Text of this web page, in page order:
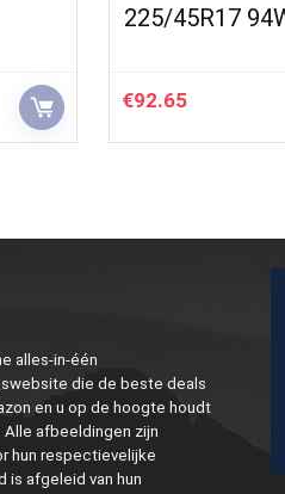
225/45R17
€92.65
alles-in-één
die de beste deals
en u op de hoogte houdt
afbeeldingen zijn
hun respectievelijke
is afgeleid van hun